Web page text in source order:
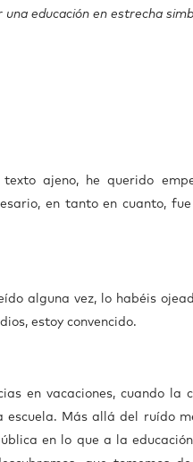
una educación en estrecha
texto ajeno, he querido
en tanto en cuanto,
alguna vez, lo habéis
estoy convencido.
en vacaciones, cuando
escuela. Más allá del ruído
en lo que a la